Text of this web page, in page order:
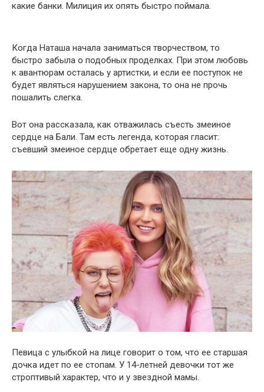
какие банки. Милиция их опять быстро поймала.
Когда Наташа начала заниматься творчеством, то
быстро забыла о подобных проделках. При этом любовь
к авантюрам осталась у артистки, и если ее поступок не
будет являться нарушением закона, то она не прочь
пошалить слегка.
Вот она рассказала, как отважилась съесть змеиное
сердце на Бали. Там есть легенда, которая гласит:
съевший змеиное сердце обретает еще одну жизнь.
Певица с улыбкой на лице говорит о том, что ее старшая
дочка идет по ее стопам. У 14-летней девочки тот же
строптивый характер, что и у звездной мамы.